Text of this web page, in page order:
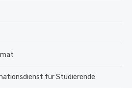
für Studierende